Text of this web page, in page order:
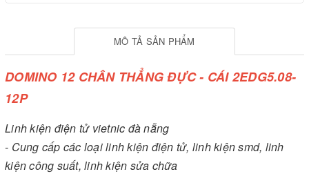
MÔ TẢ SẢN PHẨM
DOMINO 12 CHÂN THẲNG ĐỰC - CÁI 2EDG5.08-
12P
Linh kiện điện tử vietnic đà nẵng
- Cung cấp các loại linh kiện điện tử, linh kiện smd, linh
kiện công suất, linh kiện sửa chữa